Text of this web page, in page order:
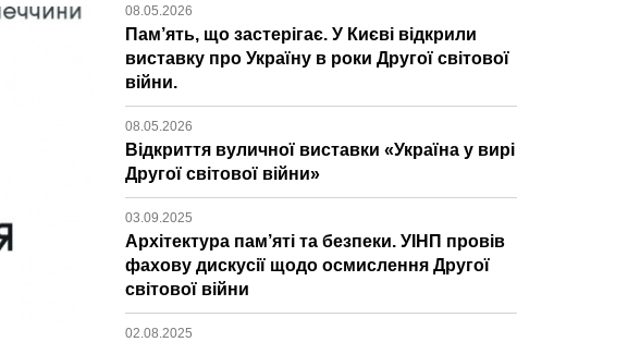
08.05.2026
Пам’ять, що застерігає. У Києві відкрили
виставку про Україну в роки Другої світової
війни.
08.05.2026
Відкриття вуличної виставки «Україна у вирі
Другої світової війни»
03.09.2025
Архітектура пам’яті та безпеки. УІНП провів
фахову дискусії щодо осмислення Другої
світової війни
02.08.2025